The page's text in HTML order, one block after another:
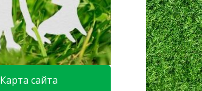
Карта сайта